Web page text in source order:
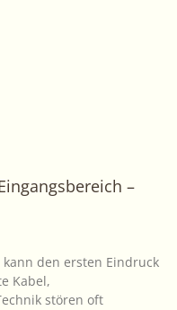
–
den ersten Eindruck
Kabel,
stören oft